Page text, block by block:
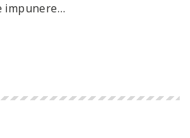
impunere…